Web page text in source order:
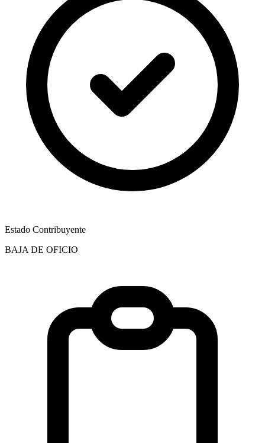
Estado Contribuyente
BAJA DE OFICIO